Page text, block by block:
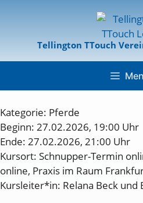
Tellington TTouch
Kategorie: Pferde
Beginn: 27.02.2026, 19:00 Uhr
Ende: 27.02.2026, 21:00 Uhr
Kursort: Schnupper-Termin
online, Praxis im Raum
Kursleiter*in: Relana Beck und